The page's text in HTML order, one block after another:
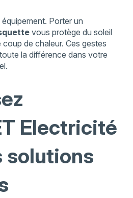
Porter un
vous protège du soleil
de chaleur. Ces gestes
la différence dans votre
Electricité
solutions